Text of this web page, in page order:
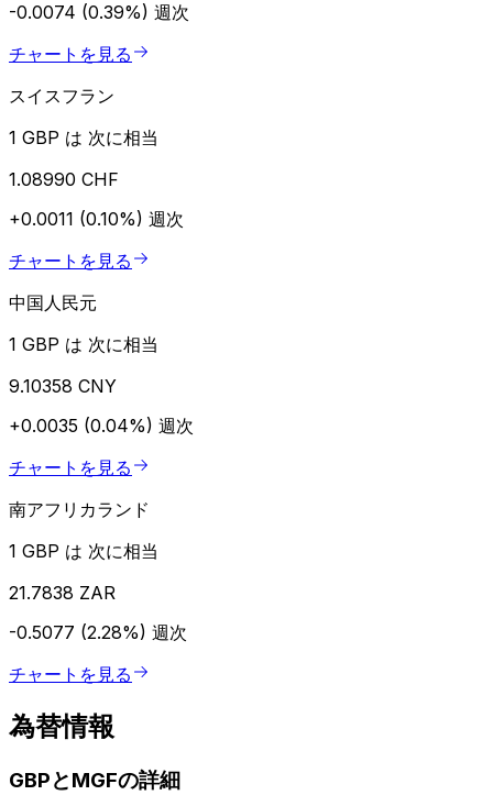
-0.0074 (0.39%) 週次
チャートを見る
スイスフラン
1 GBP は 次に相当
1.08990 CHF
+0.0011 (0.10%) 週次
チャートを見る
中国人民元
1 GBP は 次に相当
9.10358 CNY
+0.0035 (0.04%) 週次
チャートを見る
南アフリカランド
1 GBP は 次に相当
21.7838 ZAR
-0.5077 (2.28%) 週次
チャートを見る
為替情報
GBPとMGFの詳細